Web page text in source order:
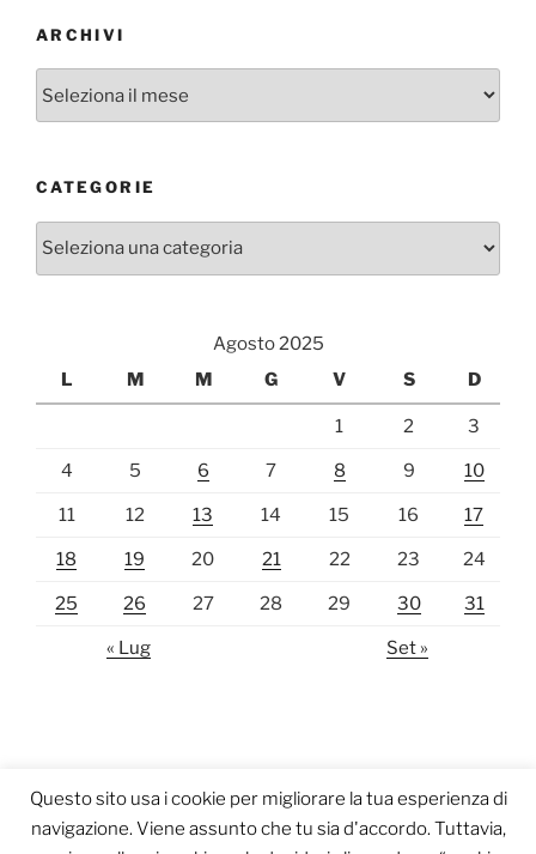
ARCHIVI
CATEGORIE
Agosto 2025
L
M M G V S D
1 2 3
4 5 6 7 8 9 10
11 12 13 14 15 16 17
18 19 20 21 22 23 24
25 26 27 28 29 30 31
« Lug Set »
Questo sito usa i cookie per migliorare la tua esperienza di
navigazione. Viene assunto che tu sia d'accordo. Tuttavia,